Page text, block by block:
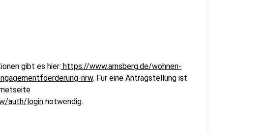
gibt es hier: https://www.arnsberg.de/wohnen-
nrw. Für eine Antragstellung ist
auth/login notwendig.